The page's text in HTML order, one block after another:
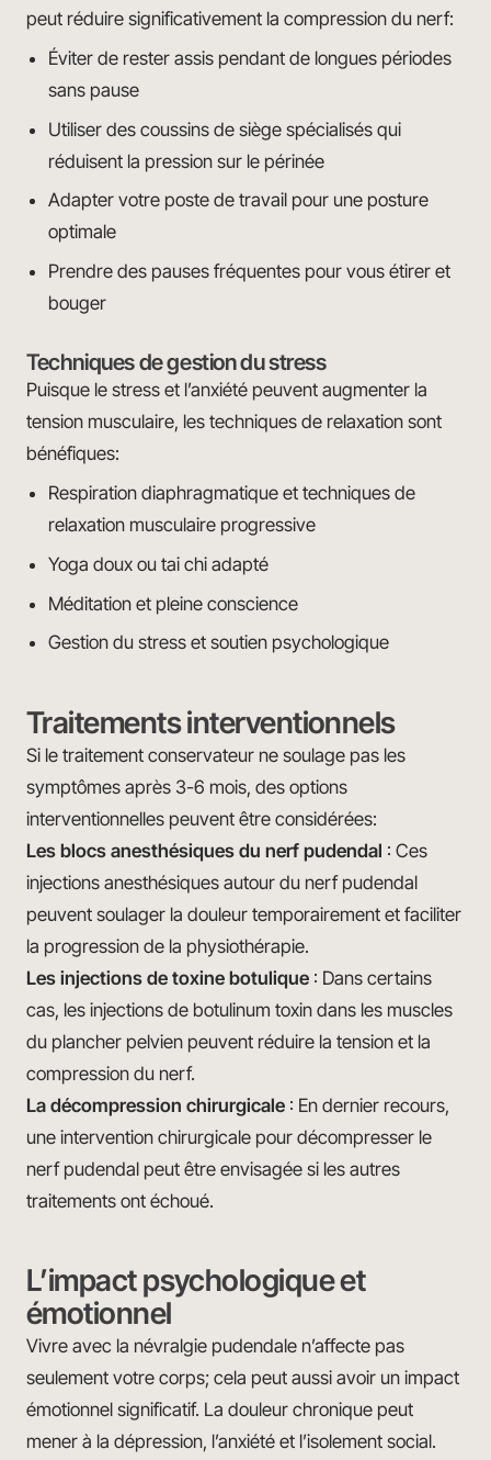
peut réduire significativement la compression du nerf:
Éviter de rester assis pendant de longues périodes
sans pause
Utiliser des coussins de siège spécialisés qui
réduisent la pression sur le périnée
Adapter votre poste de travail pour une posture
optimale
Prendre des pauses fréquentes pour vous étirer et
bouger
Techniques de gestion du stress
Puisque le stress et l’anxiété peuvent augmenter la
tension musculaire, les techniques de relaxation sont
bénéfiques:
Respiration diaphragmatique et techniques de
relaxation musculaire progressive
Yoga doux ou tai chi adapté
Méditation et pleine conscience
Gestion du stress et soutien psychologique
Traitements interventionnels
Si le traitement conservateur ne soulage pas les
symptômes après 3-6 mois, des options
interventionnelles peuvent être considérées:
Les blocs anesthésiques du nerf pudendal : Ces
injections anesthésiques autour du nerf pudendal
peuvent soulager la douleur temporairement et faciliter
la progression de la physiothérapie.
Les injections de toxine botulique : Dans certains
cas, les injections de botulinum toxin dans les muscles
du plancher pelvien peuvent réduire la tension et la
compression du nerf.
La décompression chirurgicale : En dernier recours,
une intervention chirurgicale pour décompresser le
nerf pudendal peut être envisagée si les autres
traitements ont échoué.
L’impact psychologique et
émotionnel
Vivre avec la névralgie pudendale n’affecte pas
seulement votre corps; cela peut aussi avoir un impact
émotionnel significatif. La douleur chronique peut
mener à la dépression, l’anxiété et l’isolement social.